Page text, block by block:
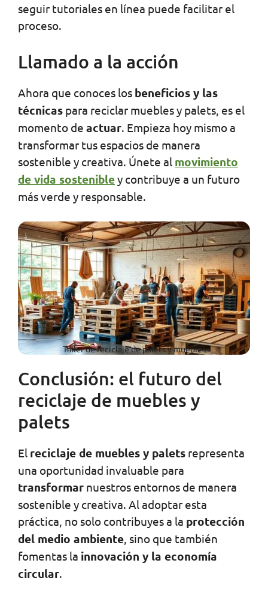
seguir tutoriales en línea puede facilitar el
proceso.
Llamado a la acción
Ahora que conoces los beneficios y las
técnicas para reciclar muebles y palets, es el
momento de actuar. Empieza hoy mismo a
transformar tus espacios de manera
sostenible y creativa. Únete al movimiento
de vida sostenibley contribuye a un futuro
más verde y responsable.
Taller de reciclaje de palets y muebles
Conclusión: el futuro del
reciclaje de muebles y
palets
El reciclaje de muebles y palets representa
una oportunidad invaluable para
transformar nuestros entornos de manera
sostenible y creativa. Al adoptar esta
práctica, no solo contribuyes a la protección
del medio ambiente, sino que también
fomentas la innovación y la economía
circular.